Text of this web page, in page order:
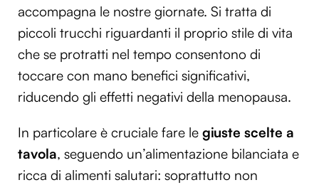
accompagna le nostre giornate. Si tratta di
piccoli trucchi riguardanti il proprio stile di vita
che se protratti nel tempo consentono di
toccare con mano benefici significativi,
riducendo gli effetti negativi della menopausa.
In particolare è cruciale fare le giuste scelte a
tavola, seguendo un’alimentazione bilanciata e
ricca di alimenti salutari: soprattutto non